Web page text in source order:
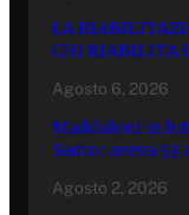
LA
CHI RIABILITA I
Agosto 6, 2026
Maddaloni in
Santo: aveva 53
Agosto 2, 2026